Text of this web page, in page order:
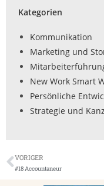
Kategorien
Kommunikation
Marketing und
New Work Smart
Persönliche
Strategie und
VORIGER
#18 Accountaneur